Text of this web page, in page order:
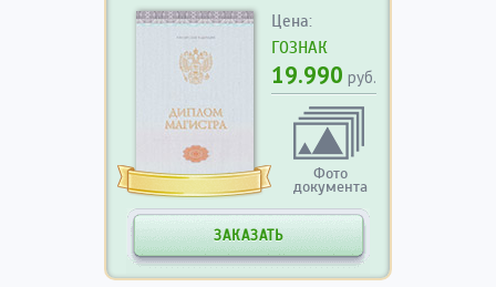
Цена:
ГОЗНАК
19.990 руб.
Фото
документа
ЗАКАЗАТЬ